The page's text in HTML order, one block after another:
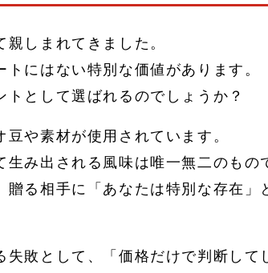
しまれてきました。
にはない特別な価値があります。
として選ばれるのでしょうか？
や素材が使用されています。
み出される風味は唯一無二のもの
る相手に「あなたは特別な存在
敗として、「価格だけで判断し